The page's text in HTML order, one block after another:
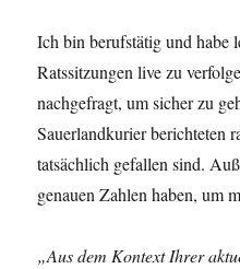
Ich bin berufstätig und habe
Ratssitzungen live zu
nachgefragt, um sicher zu
Sauerlandkurier berichteten
tatsächlich gefallen sind.
genauen Zahlen haben, um
„Aus dem Kontext Ihrer